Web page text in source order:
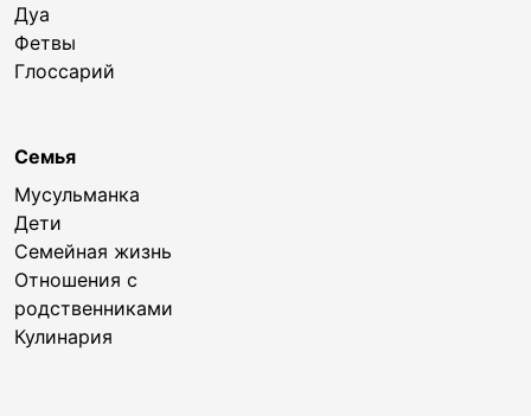
Дуа
Фетвы
Глоссарий
Семья
Мусульманка
Дети
Семейная жизнь
Отношения с
родственниками
Кулинария